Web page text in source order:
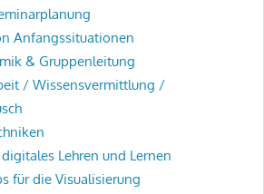
Anfangssituationen
& Gruppenleitung
/ Wissensvermittlung /
Lehren und Lernen
für die Visualisierung